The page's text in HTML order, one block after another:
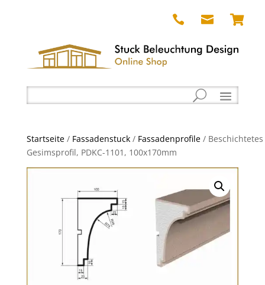
  
Startseite/ Fassadenstuck/ Fassadenprofile/ Beschichtetes
Gesimsprofil, PDKC-1101, 100x170mm